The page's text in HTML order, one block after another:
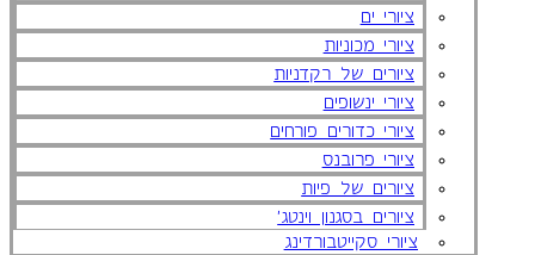
ציורי ים
ציורי מכוניות
ציורים של רקדניות
ציורי ינשופים
ציורי כדורים פורחים
ציורי פרובנס
ציורים של פיות
ציורים בסגנון וינטג'
ציורי סקייטבורדינג